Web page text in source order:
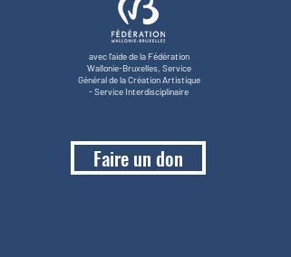
avec l'aide de la Fédération
Wallonie-Bruxelles, Service
Général de la Création Artistique
- Service Interdisciplinaire
Faire un don